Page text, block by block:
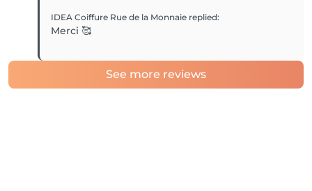
IDEA Coiffure Rue de la Monnaie replied:
Merci 🥰
See more reviews